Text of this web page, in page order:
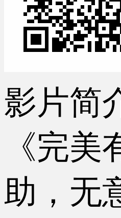
影片简
《完
助，无